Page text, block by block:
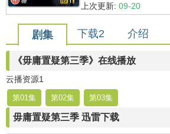
上次更新: 09-20
剧集 下载2 介绍
《毋庸置疑第三季》在线播放
云播资源1
第01集 第02集 第03集
毋庸置疑第三季 迅雷下载